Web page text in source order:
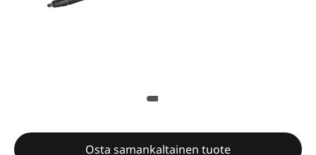
Osta samankaltainen tuote